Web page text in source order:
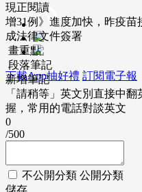
下載App抽好禮 訂閱電子報
現正閱讀
增31例》進度加快，昨疫
成法律文件簽署
畫重點
段落筆記
新增筆記
「請稍等」英文別直接中翻
握，常用的電話對談英文
0
/500
不公開分類 公開分類
儲存